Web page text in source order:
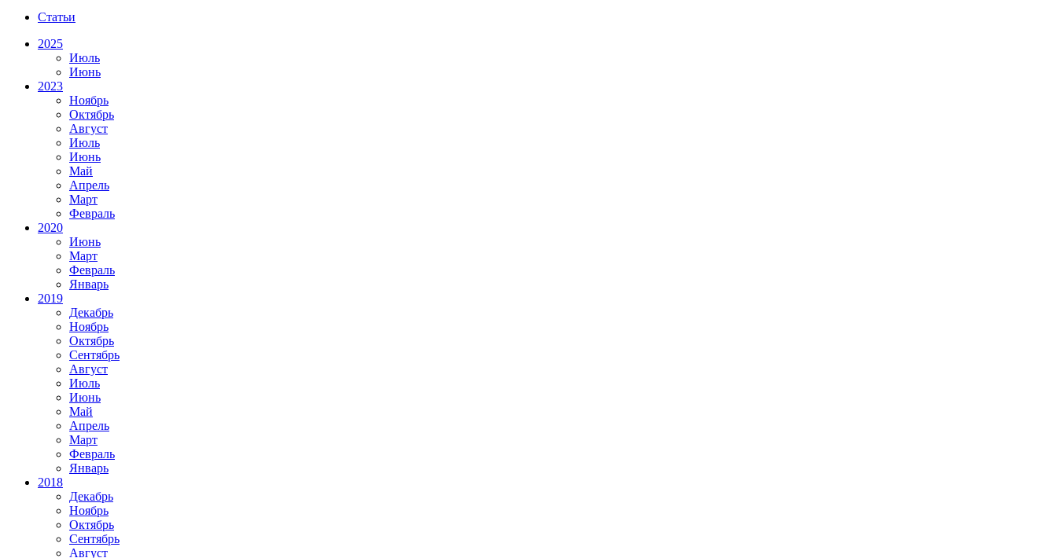
Статьи
2025
Июль
Июнь
2023
Ноябрь
Октябрь
Август
Июль
Июнь
Май
Апрель
Март
Февраль
2020
Июнь
Март
Февраль
Январь
2019
Декабрь
Ноябрь
Октябрь
Сентябрь
Август
Июль
Июнь
Май
Апрель
Март
Февраль
Январь
2018
Декабрь
Ноябрь
Октябрь
Сентябрь
Август